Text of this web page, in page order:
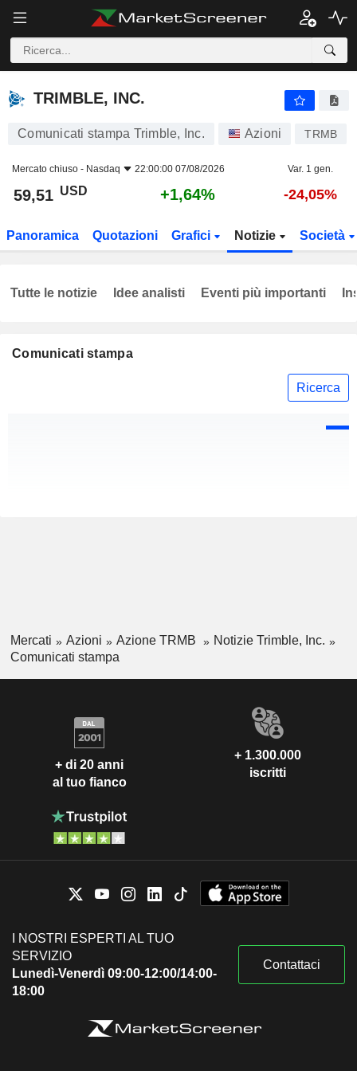
TRIMBLE, INC.
TRIMBLE, INC.
Comunicati stampa Trimble, Inc. Azioni TRMB
Mercato chiuso - Nasdaq 22:00:00 07/08/2026 Var. 1 gen.
59,51 USD +1,64% -24,05%
Panoramica Quotazioni Grafici Notizie Società
Comunicati stampa
Ricerca
Tutte le notizie Idee analisti Eventi più importanti
Mercati Azioni Azione TRMB
Notizie Trimble, Inc.
Comunicati stampa
+ di 20 anni
al tuo fianco
+ 1.300.000
iscritti
I NOSTRI ESPERTI AL TUO
SERVIZIO
Lunedì-Venerdì 09:00-12:00/14:00-
18:00
Contattaci